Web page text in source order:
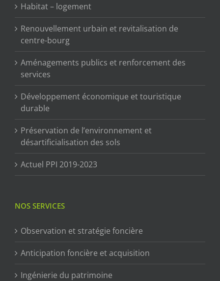
Habitat – logement
Renouvellement urbain et revitalisation de
centre-bourg
Aménagements publics et renforcement des
services
Développement économique et touristique
durable
Préservation de l’environnement et
désartificialisation des sols
Actuel PPI 2019-2023
NOS SERVICES
Observation et stratégie foncière
Anticipation foncière et acquisition
Ingénierie du patrimoine